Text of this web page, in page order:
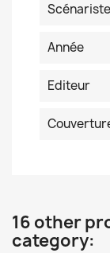
Scénariste
Année
Editeur
16 other
category: